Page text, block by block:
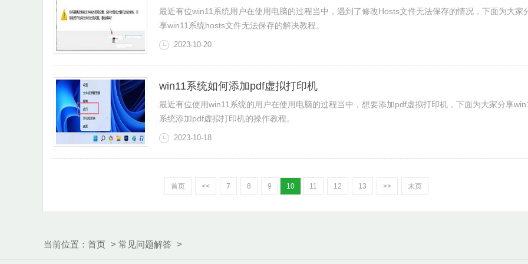
最近有位win11系统用户在使用电脑的过程当中，遇到了修改Hosts文件无法保存的情况，下面为大家
享win11系统hosts文件无法保存的解决教程。
2023-10-20
win11系统如何添加pdf虚拟打印机
最近有位使用win11系统的用户在使用电脑的过程当中，想要添加pdf虚拟打印机，下面为大家分享
系统添加pdf虚拟打印机的操作教程。
2023-10-18
首页 << 7 8 9 10 11 12 13 >> 末页
当前位置： 首页 > 常见问题解答 >